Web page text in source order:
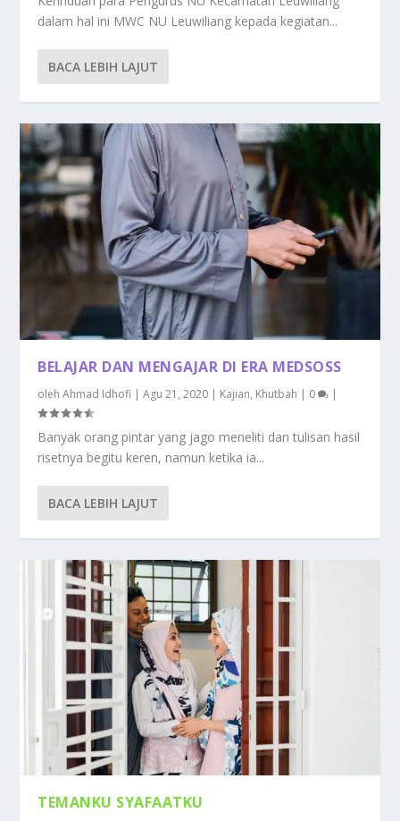
dalam hal ini MWC NU Leuwiliang kepada kegiatan...
BACA LEBIH LAJUT
BELAJAR DAN MENGAJAR DI ERA MEDSOSS
olehAhmad Idhofi |Agu 21, 2020 | Kajian, Khutbah | 0 |
Banyak orang pintar yang jago meneliti dan tulisan hasil
risetnya begitu keren, namun ketika ia...
BACA LEBIH LAJUT
TEMANKU SYAFAATKU